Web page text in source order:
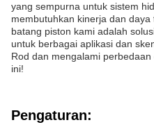
yang sempurna untuk sistem
membutuhkan kinerja dan daya
batang piston kami adalah
untuk berbagai aplikasi dan
Rod dan mengalami
ini!
Pengaturan: